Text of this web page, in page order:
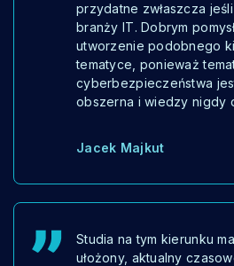
przydatne zwłaszcza
branży IT. Dobrym
utworzenie podobnego
tematyce, ponieważ
cyberbezpieczeństwa
obszerna i wiedzy nigdy
Jacek Majkut
Studia na tym kierunku
ułożony, aktualny